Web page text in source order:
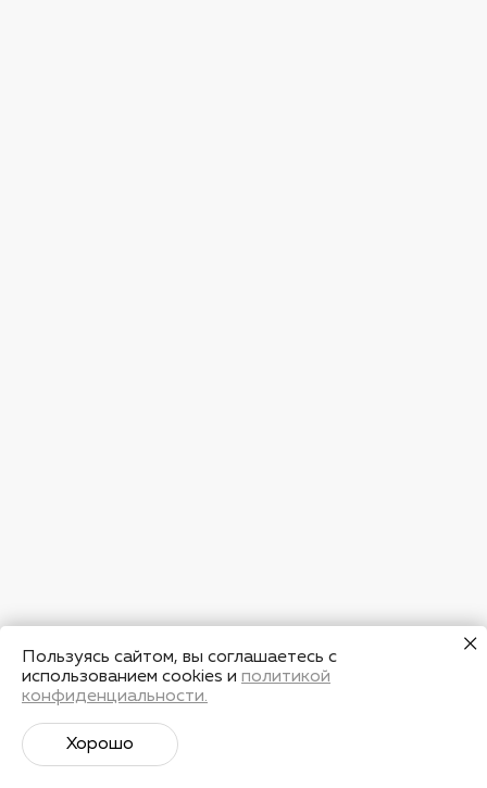
Пользуясь сайтом, вы соглашаетесь с
использованием cookies и политикой
конфиденциальности.
Хорошо